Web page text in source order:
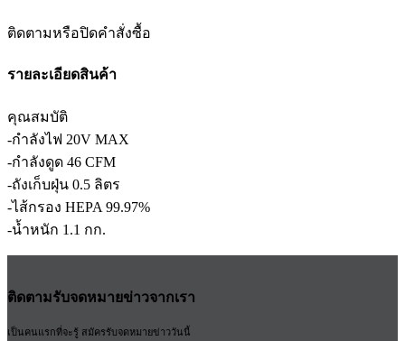
ติดตามหรือปิดคำสั่งซื้อ
รายละเอียดสินค้า
คุณสมบัติ
-กำลังไฟ 20V MAX
-กำลังดูด 46 CFM
-ถังเก็บฝุ่น 0.5 ลิตร
-ไส้กรอง HEPA 99.97%
-น้ำหนัก 1.1 กก.
ติดตามรับจดหมายข่าวจากเรา
เป็นคนแรกที่จะรู้ สมัครรับจดหมายข่าววันนี้